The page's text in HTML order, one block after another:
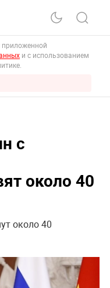
приложенной
и с использованием
с
около 40
около 40